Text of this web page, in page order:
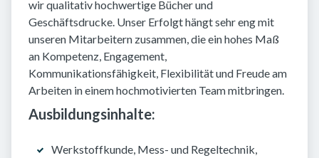
wir qualitativ hochwertige Bücher und
Geschäftsdrucke. Unser Erfolgt hängt sehr eng mit
unseren Mitarbeitern zusammen, die ein hohes Maß
an Kompetenz, Engagement,
Kommunikationsfähigkeit, Flexibilität und Freude am
Arbeiten in einem hochmotivierten Team mitbringen.
Ausbildungsinhalte:
Werkstoffkunde, Mess- und Regeltechnik,